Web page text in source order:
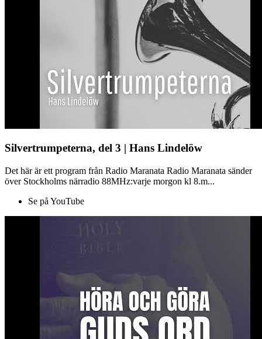
Silvertrumpeterna, del 3 | Hans Lindelöw
Det här är ett program från Radio Maranata Radio Maranata sänder
över Stockholms närradio 88MHz:varje morgon kl 8.m...
Se på YouTube